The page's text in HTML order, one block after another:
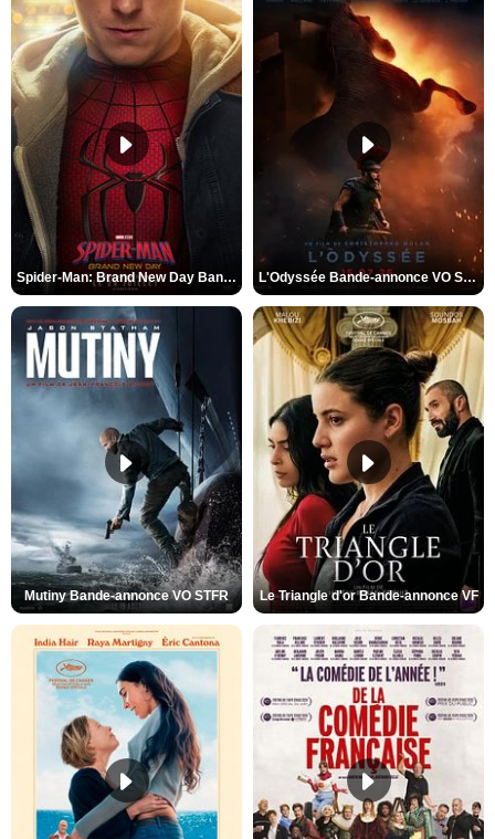
Spider-Man: Brand New Day Bande-annonce VO STFR L'Odyssée Bande-annonce VO STFR
Mutiny Bande-annonce VO STFR Le Triangle d'or Bande-annonce VF